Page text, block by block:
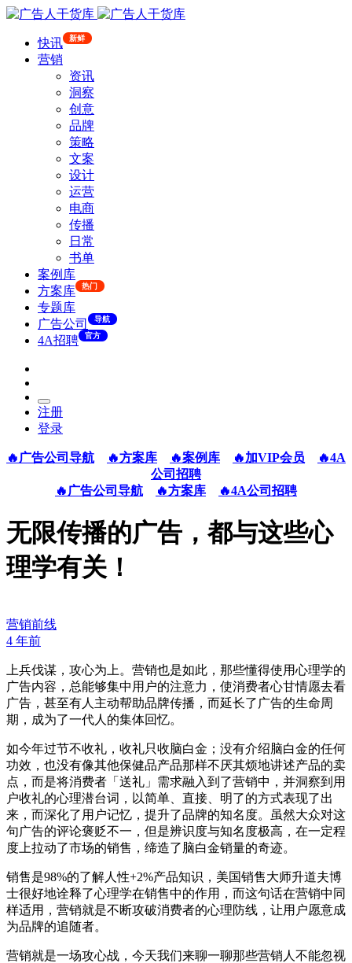
快讯 新鲜
营销
资讯
洞察
创意
品牌
策略
文案
设计
运营
电商
传播
日常
书单
案例库
方案库
热门
专题库
广告公司
导航
4A招聘 官方
注册
登录
🔥广告公司导航 🔥方案库 🔥案例库 🔥加VIP会员
🔥4A
公司招聘
🔥广告公司导航
🔥方案库 🔥4A公司招聘
无限传播的广告，都与这些心
理学有关！
营销前线
4 年前
上兵伐谋，攻心为上。营销也是如此，那些懂得使用心理学的
广告内容，总能够集中用户的注意力，使消费者心甘情愿去看
广告，甚至有人主动帮助品牌传播，而延长了广告的生命周
期，成为了一代人的集体回忆。
如今年过节不收礼，收礼只收脑白金；没有介绍脑白金的任何
功效，也没有像其他保健品产品那样不厌其烦地讲述产品的卖
点，而是将消费者「送礼」需求融入到了营销中，并洞察到用
户收礼的心理潜台词，以简单、直接、明了的方式表现了出
来，而深化了用户记忆，提升了品牌的知名度。虽然大众对这
句广告的评论褒贬不一，但是辨识度与知名度极高，在一定程
度上拉动了市场的销售，缔造了脑白金销量的奇迹。
销售是98%的了解人性+2%产品知识，美国销售大师升道夫博
士很好地诠释了心理学在销售中的作用，而这句话在营销中同
样适用，营销就是不断攻破消费者的心理防线，让用户愿意成
为品牌的追随者。
营销就是一场攻心战，今天我们来聊一聊那些营销人不能忽视